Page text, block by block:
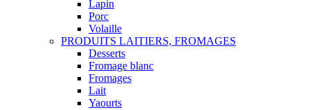
Lapin
Porc
Volaille
PRODUITS LAITIERS, FROMAGES
Desserts
Fromage blanc
Fromages
Lait
Yaourts